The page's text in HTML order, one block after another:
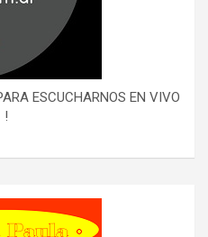
ESCUCHARNOS EN VIVO
!